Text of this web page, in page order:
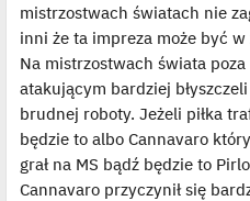
l
p
o
j
e
d
n
z
y
p
o
mistrzostwach światach nie
inni że ta impreza może być
Na mistrzostwach świata
atakującym bardziej
brudnej roboty. Jeżeli piłka
będzie to albo Cannavaro
grał na MS bądź będzie to
Cannavaro przyczynił się